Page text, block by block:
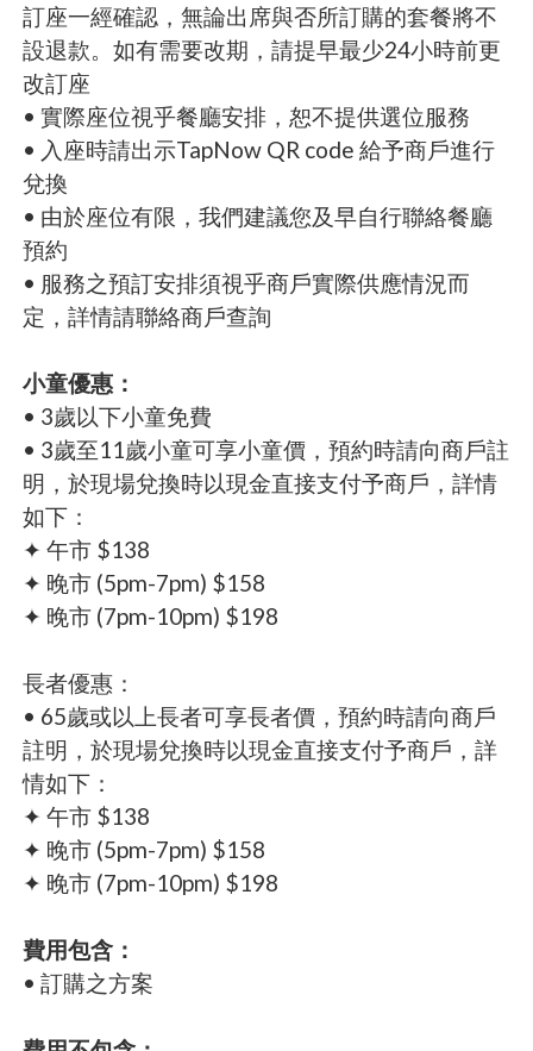
訂座一經確認，無論出席與否所訂購的套餐將不
設退款。如有需要改期，請提早最少24小時前更
改訂座
• 實際座位視乎餐廳安排，恕不提供選位服務
• 入座時請出示TapNow QR code 給予商戶進行
兌換
• 由於座位有限，我們建議您及早自行聯絡餐廳
預約
• 服務之預訂安排須視乎商戶實際供應情況而
定，詳情請聯絡商戶查詢
小童優惠：
• 3歲以下小童免費
• 3歲至11歲小童可享小童價，預約時請向商戶註
明，於現場兌換時以現金直接支付予商戶，詳情
如下：
✦ 午市 $138
✦ 晚市 (5pm-7pm) $158
✦ 晚市 (7pm-10pm) $198
長者優惠：
• 65歲或以上長者可享長者價，預約時請向商戶
註明，於現場兌換時以現金直接支付予商戶，詳
情如下：
✦ 午市 $138
✦ 晚市 (5pm-7pm) $158
✦ 晚市 (7pm-10pm) $198
費用包含：
• 訂購之方案